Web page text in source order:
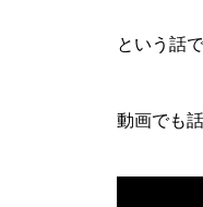
という話
動画でも